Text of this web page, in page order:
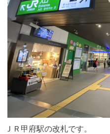
ＪＲ甲府駅の改札です。